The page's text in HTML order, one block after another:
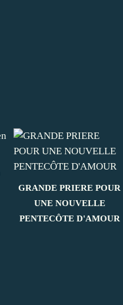
GRANDE PRIERE POUR
UNE NOUVELLE
PENTECÔTE D'AMOUR